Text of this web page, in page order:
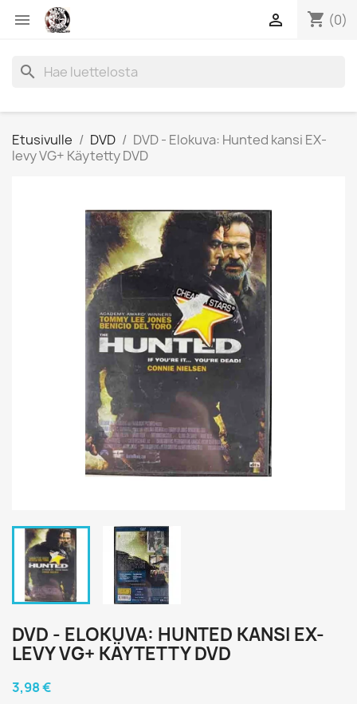
 shopping_cart (0)

search
Etusivulle DVD
DVD - Elokuva: Hunted kansi EX-
levy VG+ Käytetty DVD
DVD - ELOKUVA: HUNTED KANSI EX-
LEVY VG+ KÄYTETTY DVD
3,98 €